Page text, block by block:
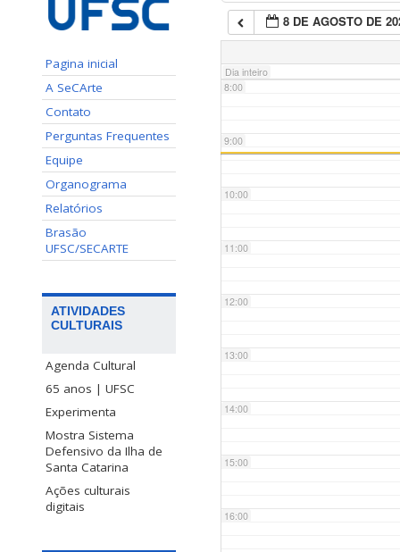
Pagina inicial
A SeCArte
Contato
Perguntas Frequentes
Equipe
Organograma
Relatórios
Brasão
UFSC/SECARTE
ATIVIDADES
CULTURAIS
Agenda Cultural
65 anos | UFSC
Experimenta
Mostra Sistema
Defensivo da Ilha de
Santa Catarina
Ações culturais
digitais
8 DE AGOSTO DE
Dia inteiro
7:00
8:00
9:00
10:00
11:00
12:00
13:00
14:00
15:00
16:00